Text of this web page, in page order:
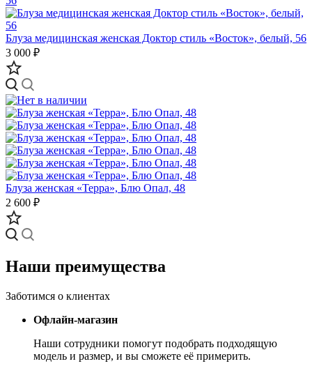
Блуза медицинская женская Доктор стиль «Восток», белый, 56
3 000 ₽
Блуза женская «Терра», Блю Опал, 48
2 600 ₽
Наши преимущества
Заботимся о клиентах
Офлайн-магазин
Наши сотрудники помогут подобрать подходящую
модель и размер, и вы сможете её примерить.